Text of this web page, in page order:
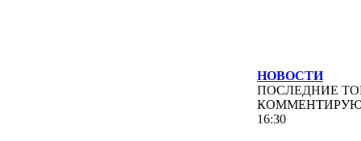
НОВОСТИ
ПОСЛЕДНИЕ
16:30